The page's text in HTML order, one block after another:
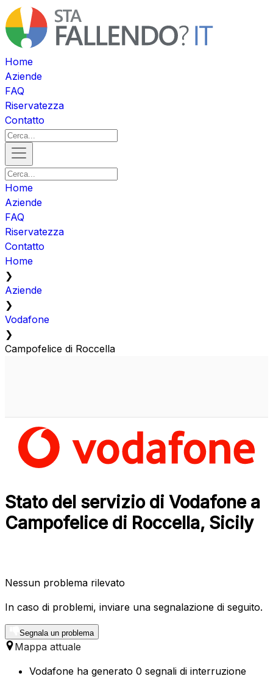
Home
Aziende
FAQ
Riservatezza
Contatto
Home
Aziende
FAQ
Riservatezza
Contatto
Home
❯
Aziende
❯
Vodafone
❯
Campofelice di Roccella
Stato del servizio di Vodafone a
Campofelice di Roccella, Sicily
Nessun problema rilevato
In caso di problemi, inviare una segnalazione di seguito.
Segnala un problema
Mappa attuale
Vodafone ha generato 0 segnali di interruzione